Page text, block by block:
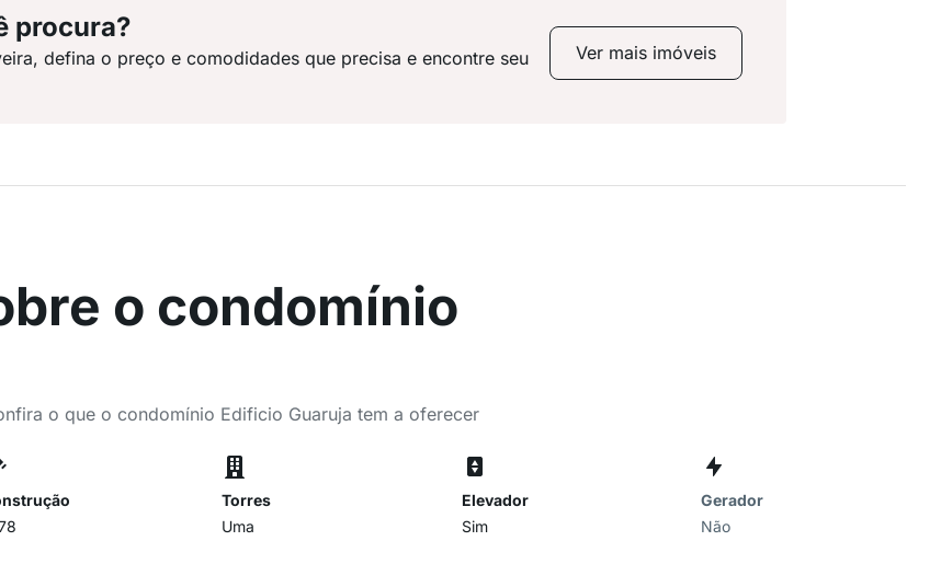
procura?
defina o preço e comodidades que precisa e encontre seu
Ver mais imóveis
o condomínio
o que o condomínio Edificio Guaruja tem a oferecer
Torres
Uma
Elevador
Sim
Gerador
Não